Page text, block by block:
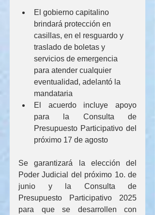
El gobierno capitalino
brindará protección en
casillas, en el resguardo y
traslado de boletas y
servicios de emergencia
para atender cualquier
eventualidad, adelantó la
mandataria
El acuerdo incluye apoyo
para la Consulta de
Presupuesto Participativo del
próximo 17 de agosto
Se garantizará la elección del
Poder Judicial del próximo 1o. de
junio y la Consulta de
Presupuesto Participativo 2025
para que se desarrollen con